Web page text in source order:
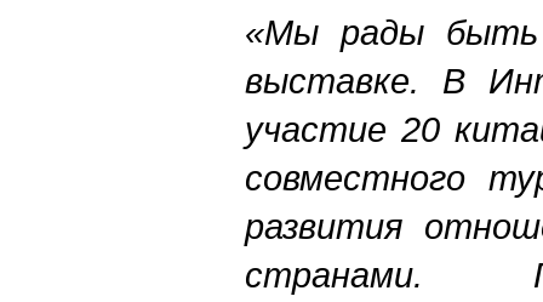
«Мы рады быть
выставке. В
участие 20
совместного
развития
странами.